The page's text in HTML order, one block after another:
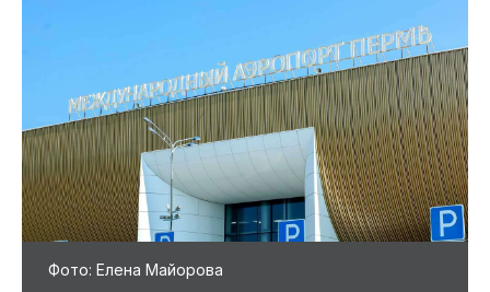
Фото: Елена Майорова